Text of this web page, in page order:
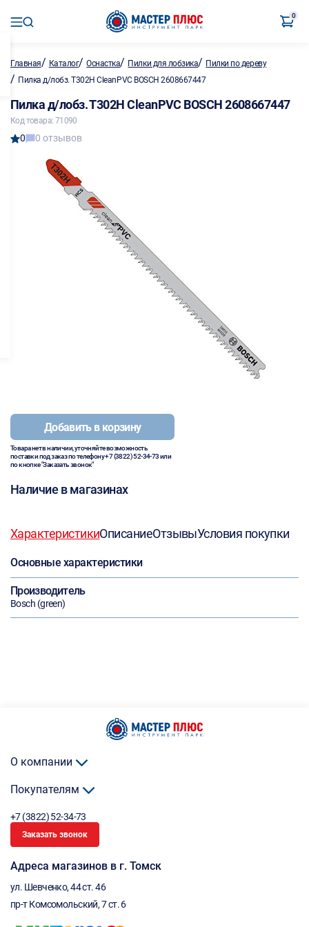
0
Главная/ Каталог/Оснастка/ Пилки для лобзика/ Пилки по дереву
/ Пилка д/лобз. Т302H CleanPVC BOSCH 2608667447
Пилка д/лобз. Т302H CleanPVC BOSCH 2608667447
Код товара: 71090
0 0 отзывов
Добавить в корзину
Товара нет в наличии, уточняйте возможность
поставки под заказ по телефону+7 (3822) 52-34-73или
по кнопке "Заказать звонок"
Наличие в магазинах
ХарактеристикиОписаниеОтзывыУсловия покупки
Основные характеристики
Производитель
Bosch (green)
О компании
Покупателям
+7 (3822) 52-34-73
Заказать звонок
Адреса магазинов в г. Томск
ул. Шевченко, 44 ст. 46
пр-т Комсомольский, 7 ст. 6